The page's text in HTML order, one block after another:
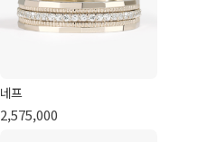
네프
2,575,000